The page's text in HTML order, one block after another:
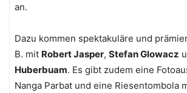
an.
Dazu kommen spektakuläre und
B. mit Robert Jasper, Stefan Glowacz
Huberbuam. Es gibt zudem eine
Nanga Parbat und eine Riesentombola